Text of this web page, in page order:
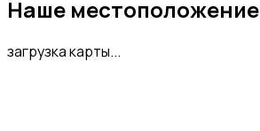
Наше местоположение
загрузка карты...